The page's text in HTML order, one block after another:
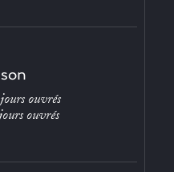
ouvrés
ouvrés